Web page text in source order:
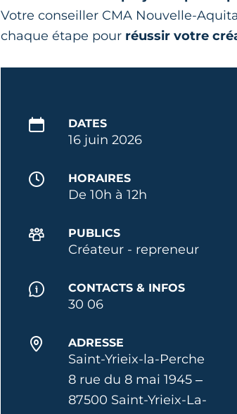
Votre conseiller CMA Nouvelle-
chaque étape pour réussir votre
DATES
16 juin 2026
HORAIRES
De 10h à 12h
PUBLICS
Créateur - repreneur
CONTACTS & INFOS
30 06
ADRESSE
Saint-Yrieix-la-Perche
8 rue du 8 mai 1945 –
87500 Saint-Yrieix-La-